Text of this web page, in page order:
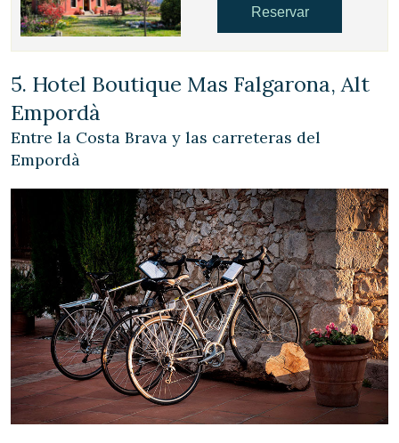
Reservar
5. Hotel Boutique Mas Falgarona, Alt
Empordà
Entre la Costa Brava y las carreteras del
Empordà